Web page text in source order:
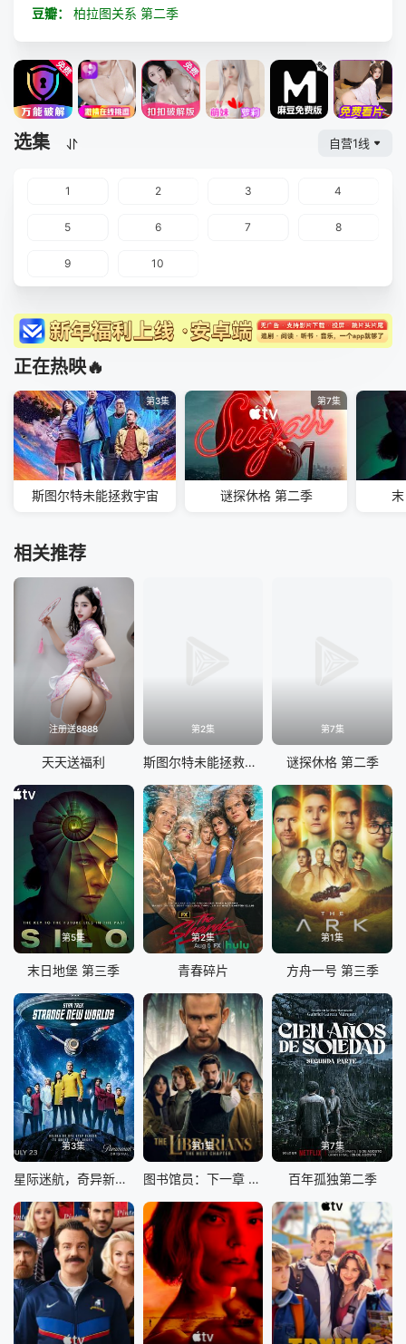
豆瓣：
柏拉图关系 第二季
选集 自营1线
1 2 3 4
5 6 7 8
9 10
正在热映🔥
第3集
斯图尔特未能拯救宇宙
第7集
谜探休格 第二季
相关推荐
注册送8888
天天送福利
第2集
斯图尔特未能拯救宇宙
第7集
谜探休格 第二季
第5集
末日地堡 第三季
第2集
青春碎片
第1集
方舟一号 第三季
第3集
星际迷航，奇异新世界第四季
第1集
图书馆员：下一章 第二季
第7集
百年孤独第二季